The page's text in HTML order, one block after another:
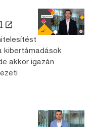
kibertámadások
akkor igazán